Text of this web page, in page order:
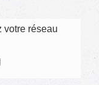
votre réseau
Email